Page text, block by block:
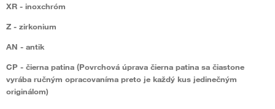
XR - inoxchróm
Z - zirkonium
AN - antik
CP - čierna patina (Povrchová úprava čierna patina sa čiastone
vyrába ručným opracovaníma preto je každý kus jedinečným
originálom)